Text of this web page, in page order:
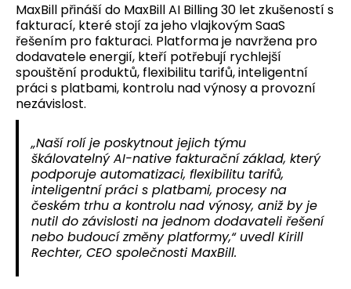
MaxBill přináší do MaxBill AI Billing 30 let zkušeností s
fakturací, které stojí za jeho vlajkovým SaaS
řešením pro fakturaci. Platforma je navržena pro
dodavatele energií, kteří potřebují rychlejší
spouštění produktů, flexibilitu tarifů, inteligentní
práci s platbami, kontrolu nad výnosy a provozní
nezávislost.
„Naší rolí je poskytnout jejich týmu
škálovatelný AI-native fakturační základ, který
podporuje automatizaci, flexibilitu tarifů,
inteligentní práci s platbami, procesy na
českém trhu a kontrolu nad výnosy, aniž by je
nutil do závislosti na jednom dodavateli řešení
nebo budoucí změny platformy,“ uvedl Kirill
Rechter, CEO společnosti MaxBill.